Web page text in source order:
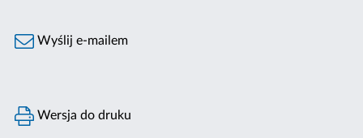
Wyślij e-mailem
Wersja do druku